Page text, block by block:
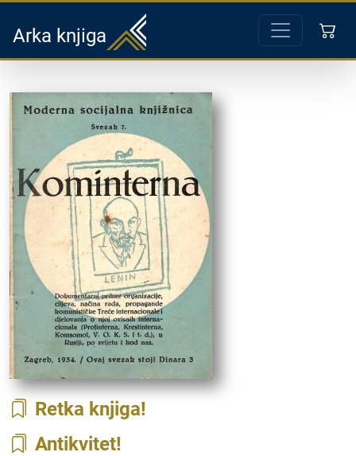
Arka knjiga
Retka knjiga
Antikvitet